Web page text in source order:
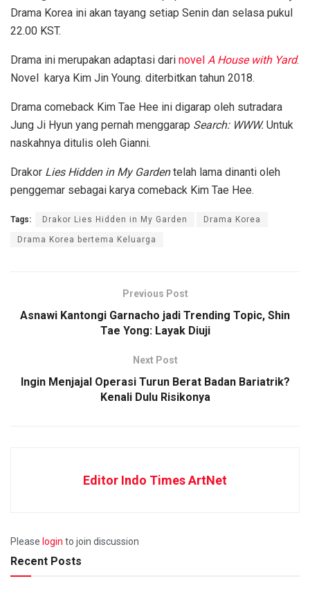
Drama Korea ini akan tayang setiap Senin dan selasa pukul
22.00 KST.
Drama ini merupakan adaptasi dari novel A House with Yard.
Novel karya Kim Jin Young. diterbitkan tahun 2018.
Drama comeback Kim Tae Hee ini digarap oleh sutradara
Jung Ji Hyun yang pernah menggarap Search: WWW. Untuk
naskahnya ditulis oleh Gianni.
Drakor Lies Hidden in My Gardentelah lama dinanti oleh
penggemar sebagai karya comeback Kim Tae Hee.
Tags: Drakor Lies Hidden in My Garden Drama Korea
Drama Korea bertema Keluarga
Previous Post
Asnawi Kantongi Garnacho jadi Trending Topic, Shin
Tae Yong: Layak Diuji
Next Post
Ingin Menjajal Operasi Turun Berat Badan Bariatrik?
Kenali Dulu Risikonya
Editor Indo Times ArtNet
Please login to join discussion
Recent Posts